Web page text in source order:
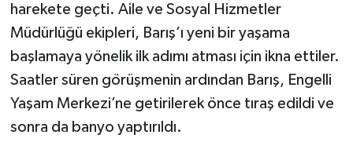
harekete geçti. Aile ve Sosyal Hizmetler
Müdürlüğü ekipleri, Barış’ı yeni bir yaşama
başlamaya yönelik ilk adımı atması için ikna ettiler.
Saatler süren görüşmenin ardından Barış, Engelli
Yaşam Merkezi’ne getirilerek önce tıraş edildi ve
sonra da banyo yaptırıldı.